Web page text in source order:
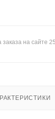
на сайте